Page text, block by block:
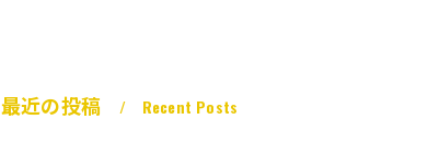
最近の投稿 Recent Posts